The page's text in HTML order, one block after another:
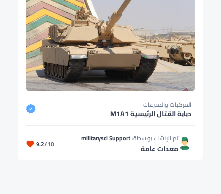
المركبات والمدرعات
دبابة القتال الرئيسية M1A1
تم الإنشاء بواسطة:militarysci Support
معدات عامة 9.2/10